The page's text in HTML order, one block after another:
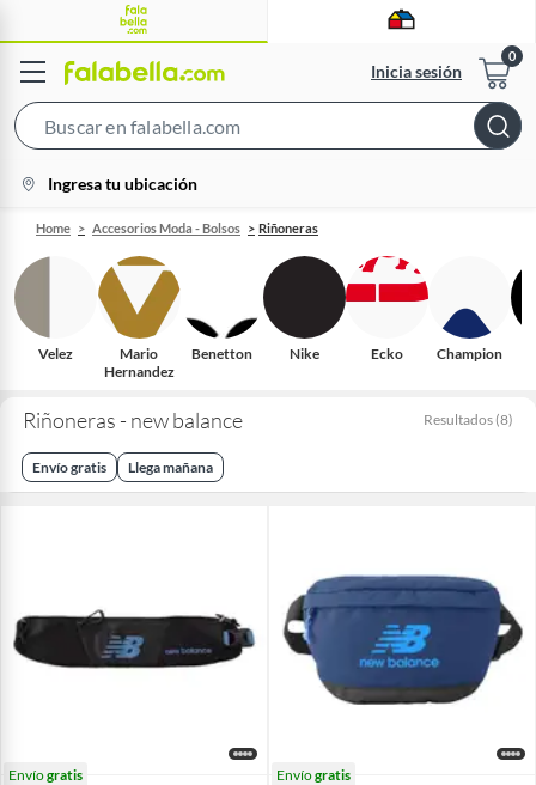
Inicia sesión
Bar
location-
icon
Ingresa tu ubicación
Home Accesorios Moda - Bolsos Riñoneras
Velez
Mario
Hernandez
Benetton Nike Ecko Champion
Riñoneras - new balance Resultados (8)
Envío gratis Llega mañana
Envíogratis Envíogratis